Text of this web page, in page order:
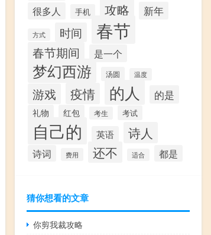
很多人 手机 攻略 新年
方式 时间 春节
春节期间 是一个
梦幻西游 汤圆 温度
游戏 疫情 的人 的是
礼物 红包 考生 考试
自己的 英语 诗人
诗词 费用 还不 适合 都是
猜你想看的文章
你剪我裁攻略